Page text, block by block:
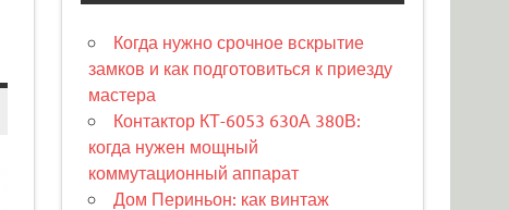
Когда нужно срочное вскрытие
замков и как подготовиться к приезду
мастера
Контактор КТ-6053 630А 380В:
когда нужен мощный
коммутационный аппарат
Дом Периньон: как винтаж